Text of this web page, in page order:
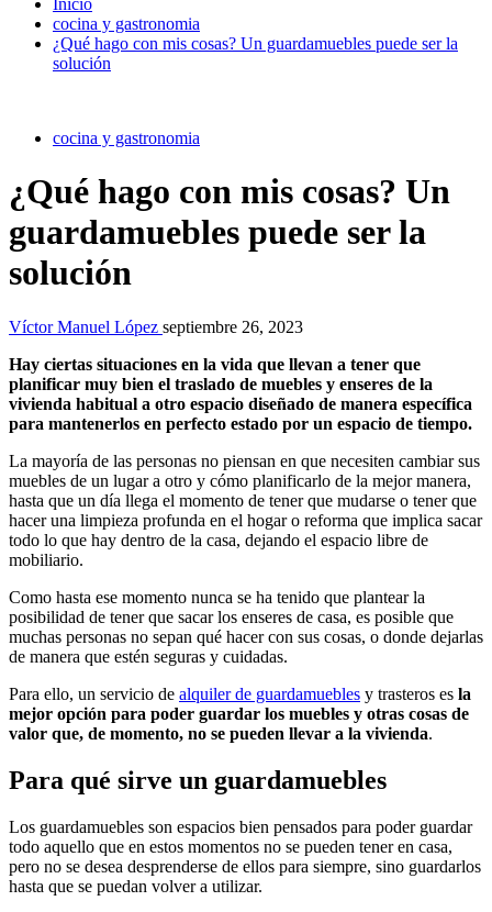
Inicio
cocina y gastronomia
¿Qué hago con mis cosas? Un guardamuebles puede ser la
solución
cocina y gastronomia
¿Qué hago con mis cosas? Un
guardamuebles puede ser la
solución
Víctor Manuel López septiembre 26, 2023
Hay ciertas situaciones en la vida que llevan a tener que
planificar muy bien el traslado de muebles y enseres de la
vivienda habitual a otro espacio diseñado de manera específica
para mantenerlos en perfecto estado por un espacio de tiempo.
La mayoría de las personas no piensan en que necesiten cambiar sus
muebles de un lugar a otro y cómo planificarlo de la mejor manera,
hasta que un día llega el momento de tener que mudarse o tener que
hacer una limpieza profunda en el hogar o reforma que implica sacar
todo lo que hay dentro de la casa, dejando el espacio libre de
mobiliario.
Como hasta ese momento nunca se ha tenido que plantear la
posibilidad de tener que sacar los enseres de casa, es posible que
muchas personas no sepan qué hacer con sus cosas, o donde dejarlas
de manera que estén seguras y cuidadas.
Para ello, un servicio de alquiler de guardamuebles y trasteros es la
mejor opción para poder guardar los muebles y otras cosas de
valor que, de momento, no se pueden llevar a la vivienda.
Para qué sirve un guardamuebles
Los guardamuebles son espacios bien pensados para poder guardar
todo aquello que en estos momentos no se pueden tener en casa,
pero no se desea desprenderse de ellos para siempre, sino guardarlos
hasta que se puedan volver a utilizar.